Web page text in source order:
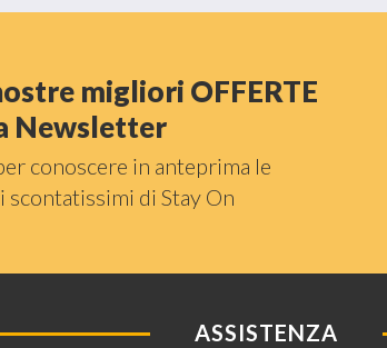
migliori OFFERTE
Newsletter
conoscere in anteprima le
di Stay On
ASSISTENZA